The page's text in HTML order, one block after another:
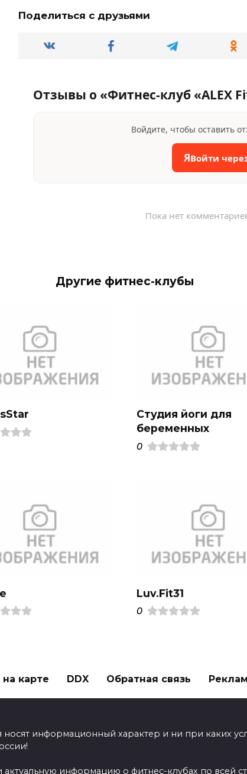
Поделиться с друзьями
Отзывы о «Фитнес-клуб «ALEX
Войдите, чтобы оставить
ЯВойти
Пока нет
Другие фитнес-клубы
Студия йоги для
беременных
0
Luv.Fit31
0
на карте DDX Обратная связь
информационный характер и ни при каких
информацию о фитнес-клубах по всей